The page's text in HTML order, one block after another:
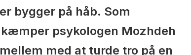
bygger på håb. Som
psykologen Mozhdeh
med at turde tro på en